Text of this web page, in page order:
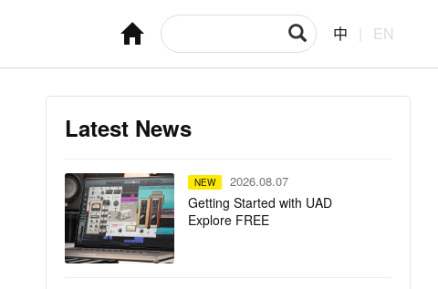
中 EN
Latest News
NEW 2026.08.07
Getting Started with UAD
Explore FREE